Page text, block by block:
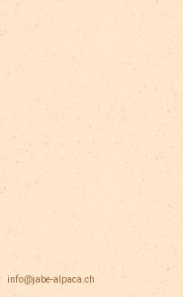
info@jabe-alpaca.ch